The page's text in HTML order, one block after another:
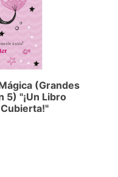
(Grandes
5) "¡Un Libro